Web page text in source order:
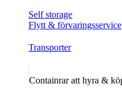
Self storage
Flytt & förvaringsservice
Transporter
Containrar att hyra &